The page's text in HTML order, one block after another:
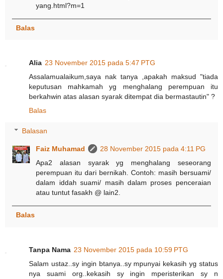
yang.html?m=1
Balas
Alia 23 November 2015 pada 5:47 PTG
Assalamualaikum,saya nak tanya ,apakah maksud "tiada
keputusan mahkamah yg menghalang perempuan itu
berkahwin atas alasan syarak ditempat dia bermastautin" ?
Balas
Balasan
Faiz Muhamad
28 November 2015 pada 4:11 PG
Apa2 alasan syarak yg menghalang seseorang
perempuan itu dari bernikah. Contoh: masih bersuami/
dalam iddah suami/ masih dalam proses penceraian
atau tuntut fasakh @ lain2.
Balas
Tanpa Nama 23 November 2015 pada 10:59 PTG
Salam ustaz..sy ingin btanya..sy mpunyai kekasih yg status
nya suami org..kekasih sy ingin mperisterikan sy n